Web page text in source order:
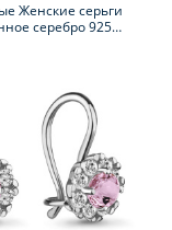
Женские серьги
серебро 925